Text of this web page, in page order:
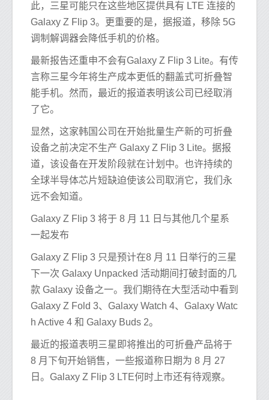
此，三星可能只在这些地区提供具有 LTE 连接的
Galaxy Z Flip 3。更重要的是，据报道，移除 5G
调制解调器会降低手机的价格。
最新报告还重申不会有Galaxy Z Flip 3 Lite。有传
言称三星今年将生产成本更低的翻盖式可折叠智
能手机。然而，最近的报道表明该公司已经取消
了它。
显然，这家韩国公司在开始批量生产新的可折叠
设备之前决定不生产 Galaxy Z Flip 3 Lite。据报
道，该设备在开发阶段就在计划中。也许持续的
全球半导体芯片短缺迫使该公司取消它，我们永
远不会知道。
Galaxy Z Flip 3 将于 8 月 11 日与其他几个星系
一起发布
Galaxy Z Flip 3 只是预计在8 月 11 日举行的三星
下一次 Galaxy Unpacked 活动期间打破封面的几
款 Galaxy 设备之一。我们期待在大型活动中看到
Galaxy Z Fold 3、Galaxy Watch 4、Galaxy Watc
h Active 4 和 Galaxy Buds 2。
最近的报道表明三星即将推出的可折叠产品将于
8 月下旬开始销售，一些报道称日期为 8 月 27
日。Galaxy Z Flip 3 LTE何时上市还有待观察。